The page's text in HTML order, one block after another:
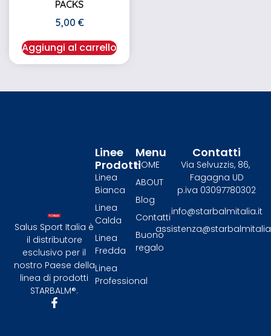
PACKS
5,00 €
Aggiungi al carrello
Salus Sport Italia è
il distributore
esclusivo per il
nostro Paese della
linea di prodotti
STARBALM®.​
Menu
HOME
ABOUT
Blog
Contatti
Buono
regalo
Linee
Prodotti
Linea
Bianca
Linea
Calda
Linea
Fredda
Linea
Professional
Contatti
Via Selvuzzis, 86,
Fagagna UD
p.iva 03097780302
info@starbalmitalia.it